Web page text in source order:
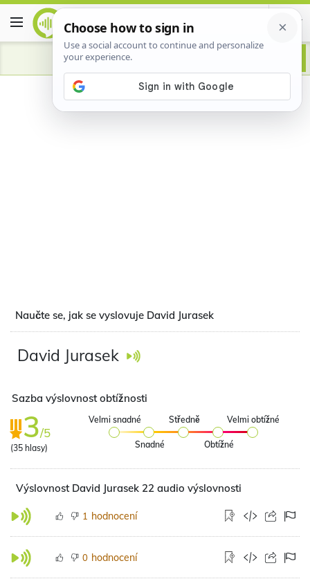
Advertisement
Naučte se, jak se vyslovuje David Jurasek
David Jurasek
Sazba výslovnost obtížnosti
3/5
(35 hlasy)
Velmi snadné
Snadné
Středně
Obtížné
Velmi obtížné
Výslovnost David Jurasek 22 audio výslovnosti
1 hodnocení
0 hodnocení